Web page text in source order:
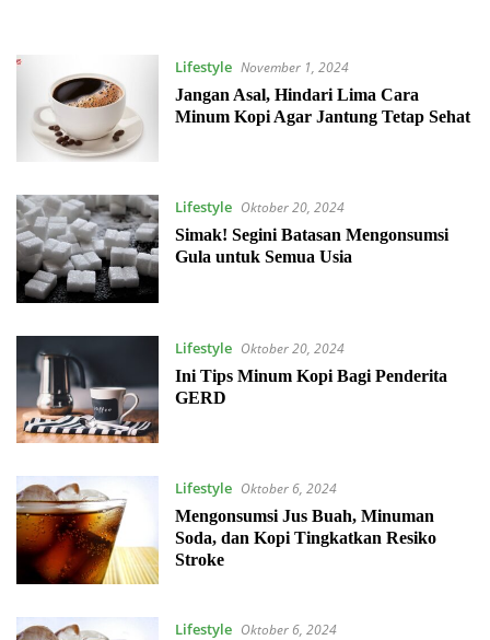
Lifestyle November 1, 2024
Jangan Asal, Hindari Lima Cara
Minum Kopi Agar Jantung Tetap Sehat
Lifestyle Oktober 20, 2024
Simak! Segini Batasan Mengonsumsi
Gula untuk Semua Usia
Lifestyle Oktober 20, 2024
Ini Tips Minum Kopi Bagi Penderita
GERD
Lifestyle Oktober 6, 2024
Mengonsumsi Jus Buah, Minuman
Soda, dan Kopi Tingkatkan Resiko
Stroke
Lifestyle Oktober 6, 2024